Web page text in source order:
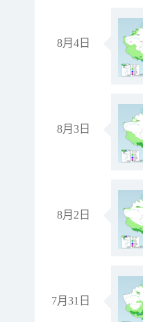
8月4日
8月3日
8月2日
7月31日